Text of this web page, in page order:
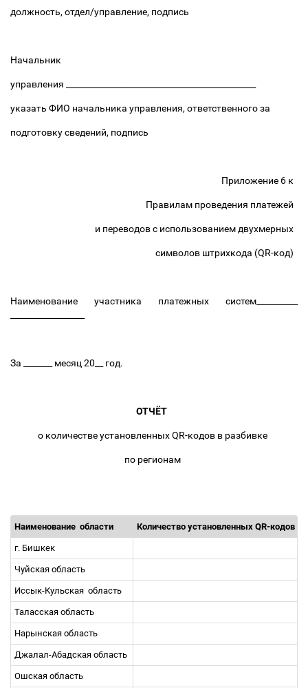
должность, отдел/управление, подпись
Начальник
управления ______________________________________________
указать ФИО начальника управления, ответственного за
подготовку сведений, подпись
Приложение 6 к
Правилам проведения платежей
и переводов с использованием двухмерных
символов штрихкода (QR-код)
Наименование участника платежных систем__________
За _______ месяц 20__ год.
ОТЧЁТ
о количестве установленных QR-кодов в разбивке
по регионам
Наименование области Количество установленных QR-кодов
г. Бишкек
Чуйская область
Иссык-Кульская область
Таласская область
Нарынская область
Джалал-Абадская область
Ошская область